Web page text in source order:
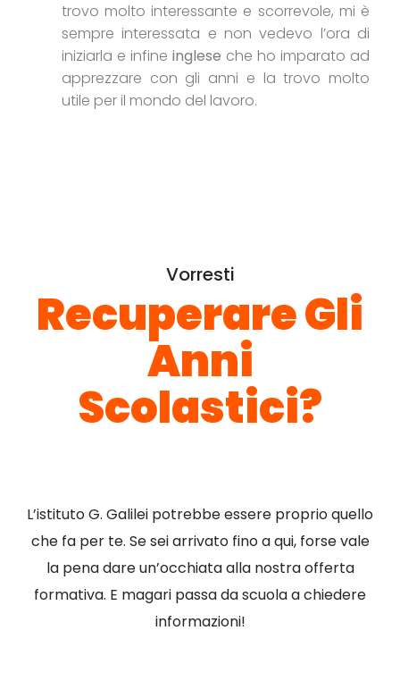
trovo molto interessante e scorrevole, mi è
sempre interessata e non vedevo l’ora di
iniziarla e infine inglese che ho imparato ad
apprezzare con gli anni e la trovo molto
utile per il mondo del lavoro.
Vorresti
Recuperare Gli
Anni
Scolastici?
L’istituto G. Galilei potrebbe essere proprio quello
che fa per te. Se sei arrivato fino a qui, forse vale
la pena dare un’occhiata alla nostra offerta
formativa. E magari passa da scuola a chiedere
informazioni!